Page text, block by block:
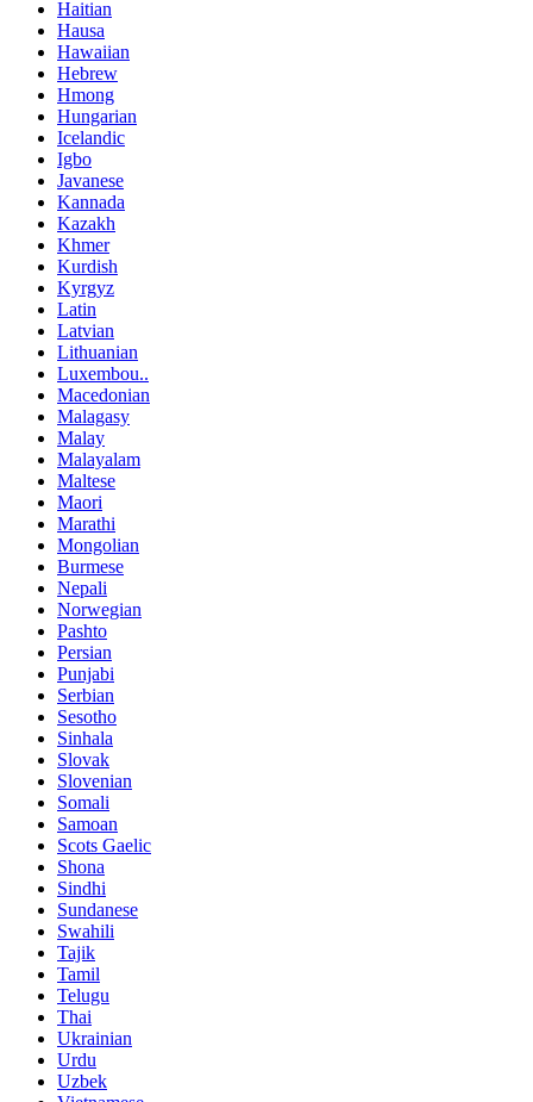
Haitian
Hausa
Hawaiian
Hebrew
Hmong
Hungarian
Icelandic
Igbo
Javanese
Kannada
Kazakh
Khmer
Kurdish
Kyrgyz
Latin
Latvian
Lithuanian
Luxembou..
Macedonian
Malagasy
Malay
Malayalam
Maltese
Maori
Marathi
Mongolian
Burmese
Nepali
Norwegian
Pashto
Persian
Punjabi
Serbian
Sesotho
Sinhala
Slovak
Slovenian
Somali
Samoan
Scots Gaelic
Shona
Sindhi
Sundanese
Swahili
Tajik
Tamil
Telugu
Thai
Ukrainian
Urdu
Uzbek